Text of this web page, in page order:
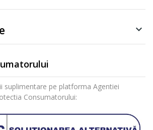

suplimentare pe platforma Agentiei
Consumatorului: